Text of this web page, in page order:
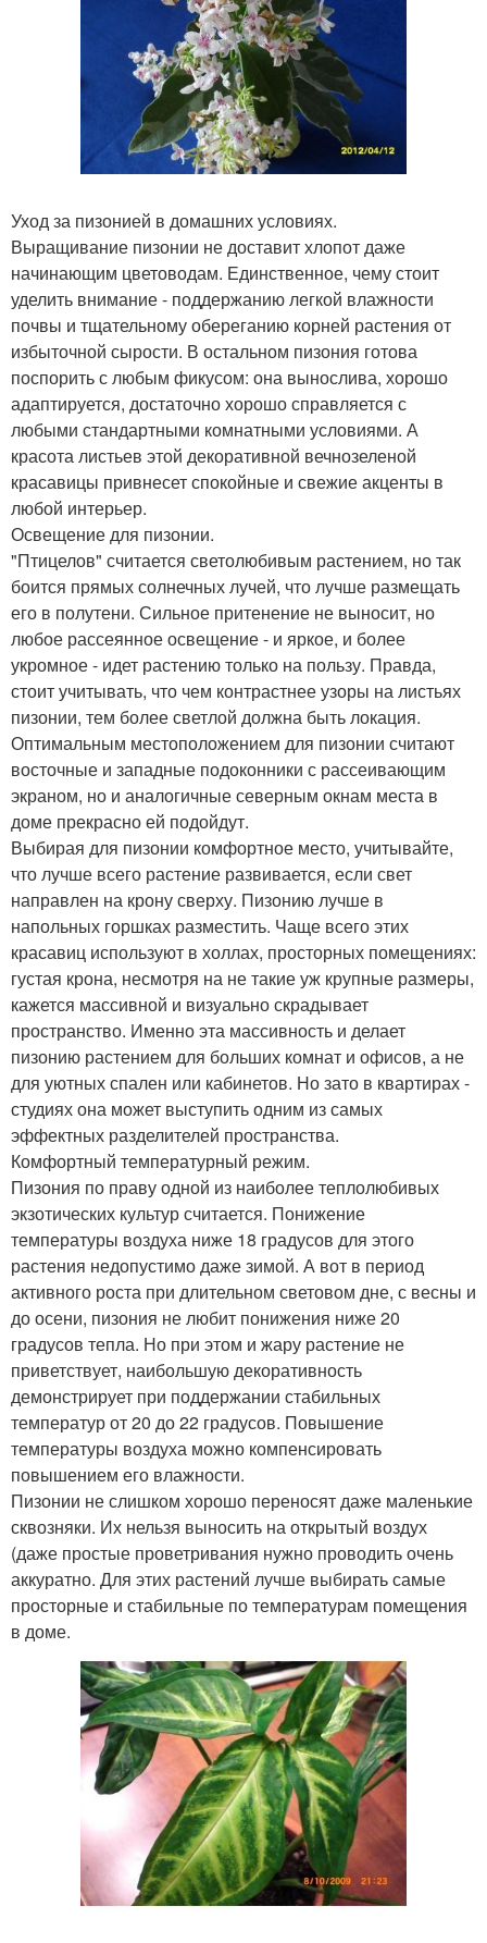
Уход за пизонией в домашних условиях.
Выращивание пизонии не доставит хлопот даже
начинающим цветоводам. Единственное, чему стоит
уделить внимание - поддержанию легкой влажности
почвы и тщательному обереганию корней растения от
избыточной сырости. В остальном пизония готова
поспорить с любым фикусом: она вынослива, хорошо
адаптируется, достаточно хорошо справляется с
любыми стандартными комнатными условиями. А
красота листьев этой декоративной вечнозеленой
красавицы привнесет спокойные и свежие акценты в
любой интерьер.
Освещение для пизонии.
"Птицелов" считается светолюбивым растением, но так
боится прямых солнечных лучей, что лучше размещать
его в полутени. Сильное притенение не выносит, но
любое рассеянное освещение - и яркое, и более
укромное - идет растению только на пользу. Правда,
стоит учитывать, что чем контрастнее узоры на листьях
пизонии, тем более светлой должна быть локация.
Оптимальным местоположением для пизонии считают
восточные и западные подоконники с рассеивающим
экраном, но и аналогичные северным окнам места в
доме прекрасно ей подойдут.
Выбирая для пизонии комфортное место, учитывайте,
что лучше всего растение развивается, если свет
направлен на крону сверху. Пизонию лучше в
напольных горшках разместить. Чаще всего этих
красавиц используют в холлах, просторных помещениях:
густая крона, несмотря на не такие уж крупные размеры,
кажется массивной и визуально скрадывает
пространство. Именно эта массивность и делает
пизонию растением для больших комнат и офисов, а не
для уютных спален или кабинетов. Но зато в квартирах -
студиях она может выступить одним из самых
эффектных разделителей пространства.
Комфортный температурный режим.
Пизония по праву одной из наиболее теплолюбивых
экзотических культур считается. Понижение
температуры воздуха ниже 18 градусов для этого
растения недопустимо даже зимой. А вот в период
активного роста при длительном световом дне, с весны и
до осени, пизония не любит понижения ниже 20
градусов тепла. Но при этом и жару растение не
приветствует, наибольшую декоративность
демонстрирует при поддержании стабильных
температур от 20 до 22 градусов. Повышение
температуры воздуха можно компенсировать
повышением его влажности.
Пизонии не слишком хорошо переносят даже маленькие
сквозняки. Их нельзя выносить на открытый воздух
(даже простые проветривания нужно проводить очень
аккуратно. Для этих растений лучше выбирать самые
просторные и стабильные по температурам помещения
в доме.